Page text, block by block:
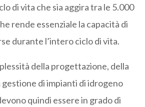
di vita che sia aggira tra le 5.000
rende essenziale la capacità di
durante l’intero ciclo di vita.
della progettazione, della
di impianti di idrogeno
quindi essere in grado di